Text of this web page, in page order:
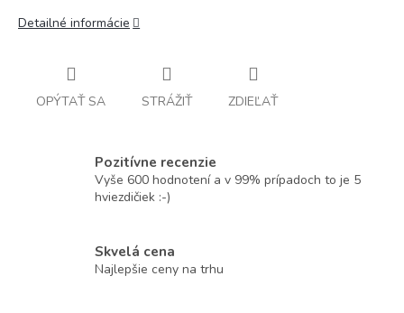
Detailné informácie
OPÝTAŤ SA STRÁŽIŤ ZDIEĽAŤ
Pozitívne recenzie
Vyše 600 hodnotení a v 99% prípadoch to je 5
hviezdičiek :-)
Skvelá cena
Najlepšie ceny na trhu